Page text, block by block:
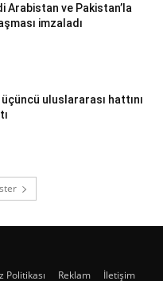
Arabistan ve Pakistan’la
imzaladı
üçüncü uluslararası hattını
Politikası Reklam İletişim